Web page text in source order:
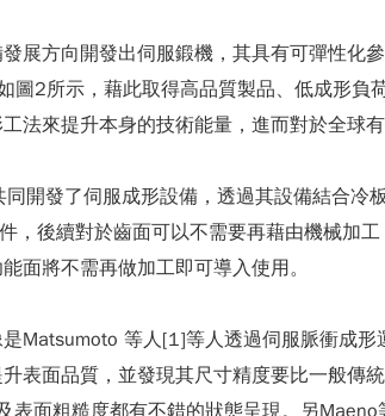
展方向開發出伺服鍛機，其具有可彈性化
2所示，藉此取得高品質製品、低成形負
來提升本身的技術能量，進而對於全球有
開發了伺服成形設備，透過其設備結合冷
後續對於齒面可以不需要再藉由機械加
面將不需再做加工即可導入使用。
Matsumoto 等人[1]等人透過伺服脈衝成
表面品質，並發現其尺寸精度要比一般傳
面粗糙度都有不錯的狀態呈現。另